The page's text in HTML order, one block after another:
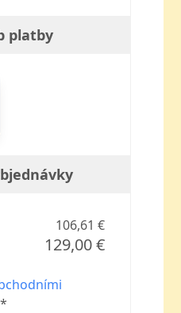
platby
106,61 €
129,00 €